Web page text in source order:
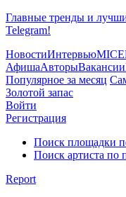
Главные тренды и
Telegram!
НовостиИнтервьюMICE
АфишаАвторыВакансии
Популярное за месяц
Золотой запас
Войти
Регистрация
Поиск площадки
Поиск артиста по
Report